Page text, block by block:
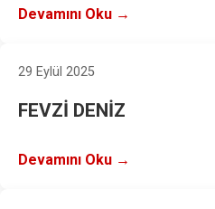
Devamını Oku →
29 Eylül 2025
FEVZİ DENİZ
Devamını Oku →